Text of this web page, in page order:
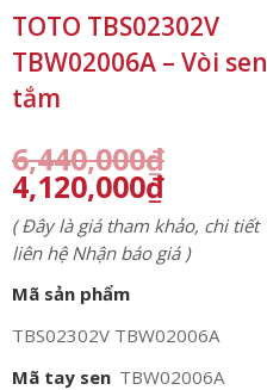
TOTO TBS02302V
TBW02006A – Vòi sen
tắm
6,440,000₫
4,120,000₫
( Đây là giá tham khảo, chi tiết
liên hệ Nhận báo giá )
Mã sản phẩm
TBS02302V TBW02006A
Mã tay sen TBW02006A